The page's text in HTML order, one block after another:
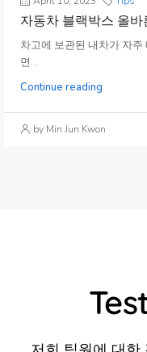
자동차 블랙박스 올바
차고에 보관된 내차가 자
면...
Continue reading
by Min Jun Kwon